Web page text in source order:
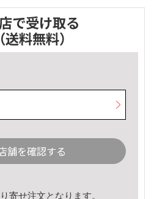
で受け取る
（送料無料）
舗を確認する
寄せ注文となります。